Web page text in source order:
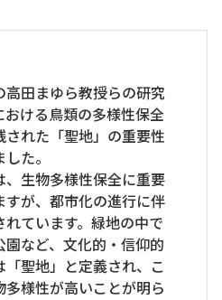
田まゆら教授らの研究
ける鳥類の多様性保全
れた「聖地」の重要性
た。
生物多様性保全に重要
が、都市化の進行に伴
ています。緑地の中で
など、文化的・信仰的
聖地」と定義され、こ
様性が高いことが明ら